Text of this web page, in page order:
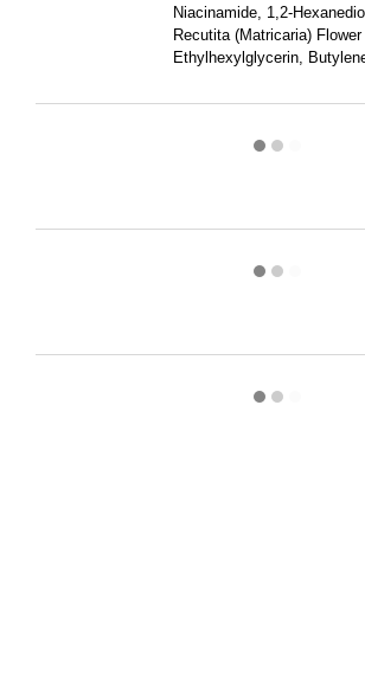
Niacinamide, 1,2-
Recutita (Matricaria)
Ethylhexylglycerin,